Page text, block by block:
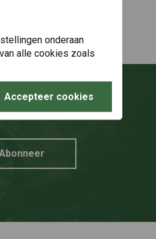
onderaan
alle cookies zoals
Accepteer cookies